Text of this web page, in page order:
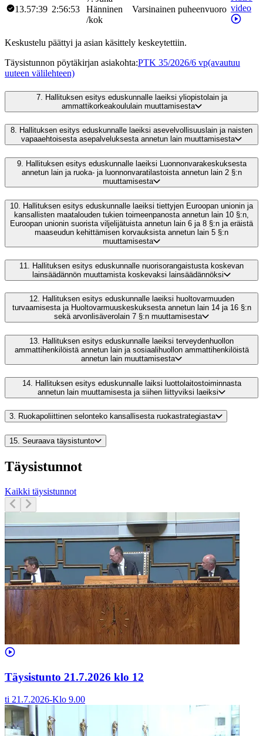
13.57:39 2:56:53
Hänninen
/kok
Varsinainen puheenvuoro video
Keskustelu päättyi ja asian käsittely keskeytettiin.
Täysistunnon pöytäkirjan asiakohta:PTK 35/2026/6 vp(avautuu
uuteen välilehteen)
7. Hallituksen esitys eduskunnalle laeiksi yliopistolain ja
ammattikorkeakoululain muuttamisesta
8. Hallituksen esitys eduskunnalle laeiksi asevelvollisuuslain ja naisten
vapaaehtoisesta asepalveluksesta annetun lain muuttamisesta
9. Hallituksen esitys eduskunnalle laeiksi Luonnonvarakeskuksesta
annetun lain ja ruoka- ja luonnonvaratilastoista annetun lain 2 §:n
muuttamisesta
10.
Hallituksen esitys eduskunnalle laeiksi tiettyjen Euroopan unionin ja
kansallisten maatalouden tukien toimeenpanosta annetun lain 10 §:n,
Euroopan unionin suorista viljelijätuista annetun lain 6 ja 8 §:n ja eräistä
maaseudun kehittämisen korvauksista annetun lain 5 §:n
muuttamisesta
11.
Hallituksen esitys eduskunnalle nuorisorangaistusta koskevan
lainsäädännön muuttamista koskevaksi lainsäädännöksi
12. Hallituksen esitys eduskunnalle laeiksi huoltovarmuuden
turvaamisesta ja Huoltovarmuuskeskuksesta annetun lain 14 ja 16 §:n
sekä arvonlisäverolain 7 §:n muuttamisesta
13.
Hallituksen esitys eduskunnalle laeiksi terveydenhuollon
ammattihenkilöistä annetun lain ja sosiaalihuollon ammattihenkilöistä
annetun lain muuttamisesta
14. Hallituksen esitys eduskunnalle laiksi luottolaitostoiminnasta
annetun lain muuttamisesta ja siihen liittyviksi laeiksi
3. Ruokapoliittinen selonteko kansallisesta ruokastrategiasta
15. Seuraava täysistunto
Täysistunnot
Kaikki täysistunnot
Täysistunto 21.7.2026 klo 12
ti 21.7.2026-Klo 9.00